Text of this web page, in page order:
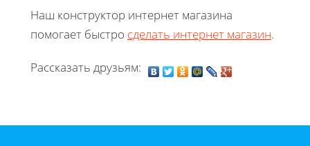
Наш конструктор интернет магазина
помогает быстро сделать интернет магазин.
Рассказать друзьям: